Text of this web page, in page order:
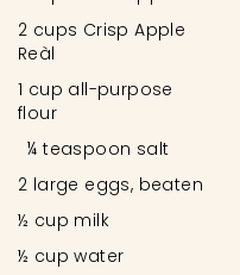
2 cups Crisp Apple
Reàl
1 cup all-purpose
flour
¼ teaspoon salt
2 large eggs, beaten
½ cup milk
½ cup water